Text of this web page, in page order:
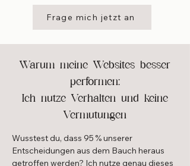
Frage mich jetzt an
Warum meine Websites besser
performen:
Ich nutze Verhalten und keine
Vermutungen
Wusstest du, dass 95 % unserer
Entscheidungen aus dem Bauch heraus
getroffen werden? Ich nutze genau dieses